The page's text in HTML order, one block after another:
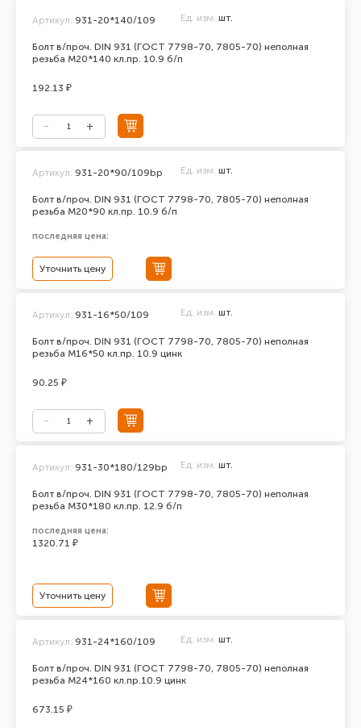
Болт в/проч. DIN 931 (ГОСТ 7798-70, 7805-70) неполная
резьба М20*140 кл.пр. 10.9 б/п
Артикул: 931-20*140/109 Ед. изм. шт.
192.13 ₽
Болт в/проч. DIN 931 (ГОСТ 7798-70, 7805-70) неполная
резьба М20*90 кл.пр. 10.9 б/п
Артикул: 931-20*90/109bp Ед. изм. шт.
последняя цена:
Уточнить цену
Болт в/проч. DIN 931 (ГОСТ 7798-70, 7805-70) неполная
резьба М16*50 кл.пр. 10.9 цинк
Артикул: 931-16*50/109 Ед. изм. шт.
90.25 ₽
Болт в/проч. DIN 931 (ГОСТ 7798-70, 7805-70) неполная
резьба М30*180 кл.пр. 12.9 б/п
Артикул: 931-30*180/129bp Ед. изм. шт.
последняя цена:
1320.71 ₽
Уточнить цену
Болт в/проч. DIN 931 (ГОСТ 7798-70, 7805-70) неполная
резьба М24*160 кл.пр.10.9 цинк
Артикул: 931-24*160/109 Ед. изм. шт.
673.15 ₽